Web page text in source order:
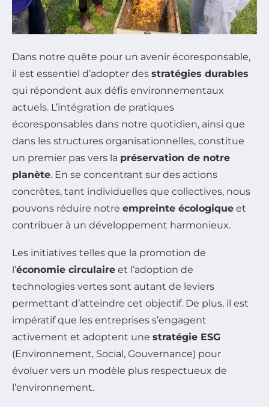
Dans notre quête pour un avenir écoresponsable,
il est essentiel d’adopter des stratégies durables
qui répondent aux défis environnementaux
actuels. L’intégration de pratiques
écoresponsables dans notre quotidien, ainsi que
dans les structures organisationnelles, constitue
un premier pas vers la préservation de notre
planète. En se concentrant sur des actions
concrètes, tant individuelles que collectives, nous
pouvons réduire notre empreinte écologique et
contribuer à un développement harmonieux.
Les initiatives telles que la promotion de
l’économie circulaire et l’adoption de
technologies vertes sont autant de leviers
permettant d’atteindre cet objectif. De plus, il est
impératif que les entreprises s’engagent
activement et adoptent une stratégie ESG
(Environnement, Social, Gouvernance) pour
évoluer vers un modèle plus respectueux de
l’environnement.